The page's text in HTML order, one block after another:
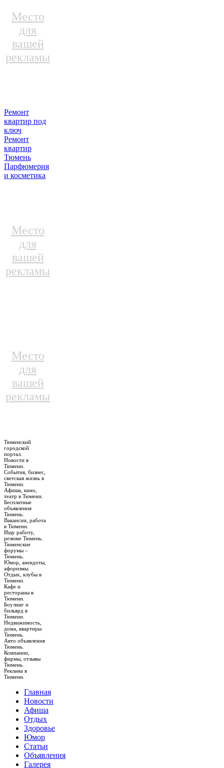
Место
для
вашей
рекламы
Ремонт
квартир под
ключ
Ремонт
квартир
Тюмень
Парфюмерия
и косметика
Место
для
вашей
рекламы
Место
для
вашей
рекламы
Тюменский
городской
портал.
Новости в
Тюмени.
События, бизнес,
светская жизнь в
Тюмени.
Афиша, кино,
театр в Тюмени.
Бесплатные
объявления
Тюмень.
Вакансии, работа
в Тюмени.
Ищу работу,
резюме Тюмень.
Тюменские
форумы –
Тюмень.
Юмор, анекдоты,
афоризмы.
Отдых, клубы в
Тюмени.
Кафе и
рестораны в
Тюмени.
Боулинг и
бильярд в
Тюмени.
Недвижимость,
дома, квартиры
Тюмень.
Авто объявления
Тюмень.
Компании,
фирмы, отзывы
Тюмень.
Реклама в
Тюмени.
Главная
Новости
Афиша
Отдых
Здоровье
Юмор
Статьи
Объявления
Галерея